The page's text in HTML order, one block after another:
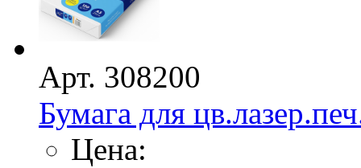
Арт. 308200
Бумага для
Цена: